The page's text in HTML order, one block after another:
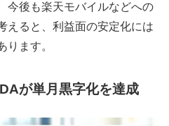
今後も楽天モバイルなどへの
えると、利益面の安定化には
ります。
が単月黒字化を達成